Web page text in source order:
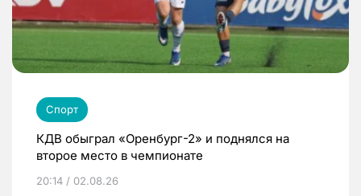
Спорт
КДВ обыграл «Оренбург-2» и поднялся на
второе место в чемпионате
20:14 / 02.08.26